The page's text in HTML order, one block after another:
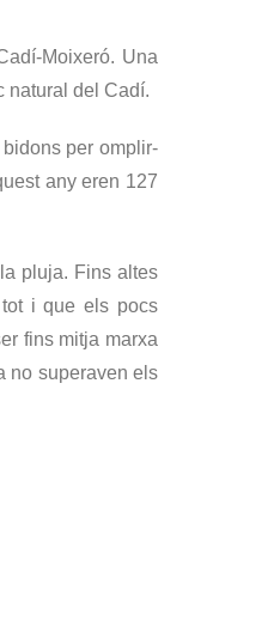
Moixeró. Una
natural del Cadí.
per omplir-
any eren 127
pluja. Fins altes
i que els pocs
fins mitja marxa
no superaven els